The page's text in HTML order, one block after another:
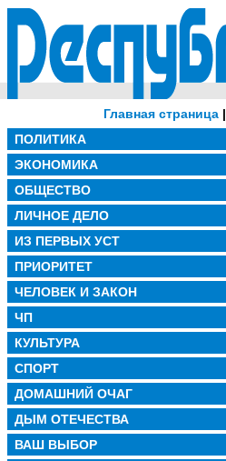
Главная страница|
ПОЛИТИКА
ЭКОНОМИКА
ОБЩЕСТВО
ЛИЧНОЕ ДЕЛО
ИЗ ПЕРВЫХ УСТ
ПРИОРИТЕТ
ЧЕЛОВЕК И ЗАКОН
ЧП
КУЛЬТУРА
СПОРТ
ДОМАШНИЙ ОЧАГ
ДЫМ ОТЕЧЕСТВА
ВАШ ВЫБОР